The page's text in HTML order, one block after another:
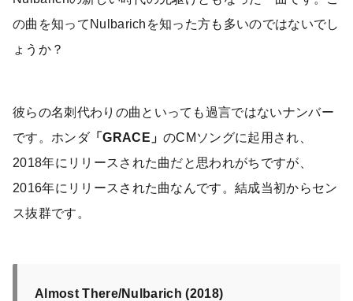
の曲を知ってNulbarichを知った方も多いのではないでし
ょうか？
彼らの名刺代わりの曲といっても過言ではないナンバー
です。ホンダ「GRACE」のCMソングに起用され、
2018年にリリースされた曲だと思われがちですが、
2016年にリリースされた曲なんです。結成当初からセン
ス抜群です。
Almost There/Nulbarich (2018)